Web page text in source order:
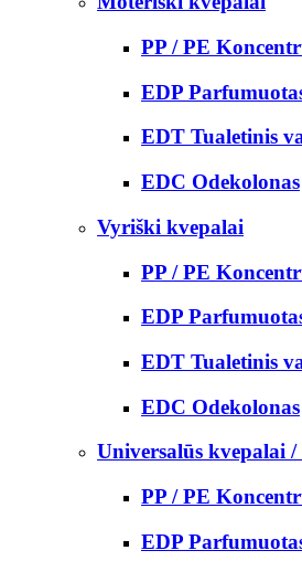
PP / PE
EDP
EDT Tualetinis
EDC Odekolonas
Vyriški kvepalai
PP / PE
EDP
EDT Tualetinis
EDC Odekolonas
Universalūs kvepalai /
PP / PE
EDP